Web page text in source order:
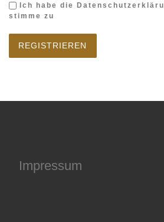
Ich habe die
stimme zu
Impressum